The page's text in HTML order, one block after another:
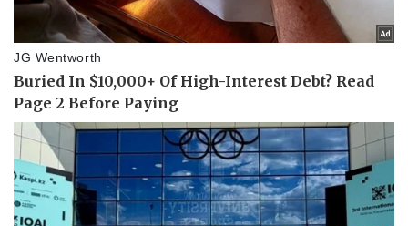
Thể thao
Bóng đá
Lịch thi đấu bóng đá
Thế giới thể thao
eSports
Hậu trường
Ô tô - Xe máy
Xe máy
Tư vấn